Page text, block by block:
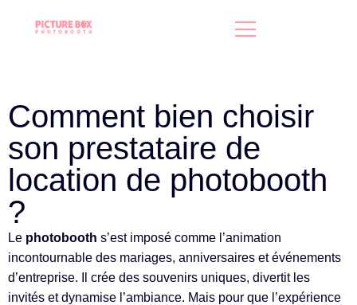
Comment bien choisir
son prestataire de
location de photobooth
?
Le photobooth s’est imposé comme l’animation
incontournable des mariages, anniversaires et événements
d’entreprise. Il crée des souvenirs uniques, divertit les
invités et dynamise l’ambiance. Mais pour que l’expérience